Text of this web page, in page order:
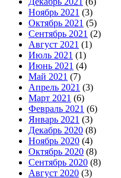
Ноябрь 2021 (3)
Октябрь 2021 (5)
Сентябрь 2021 (2)
Август 2021 (1)
Июль 2021 (1)
Июнь 2021 (4)
Май 2021 (7)
Апрель 2021 (3)
Март 2021 (6)
Февраль 2021 (6)
Январь 2021 (3)
Декабрь 2020 (8)
Ноябрь 2020 (4)
Октябрь 2020 (8)
Сентябрь 2020 (8)
Август 2020 (3)